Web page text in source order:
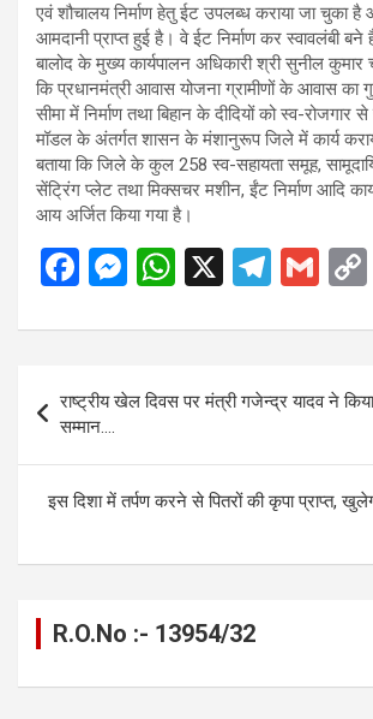
एवं शौचालय निर्माण हेतु ईट उपलब्ध कराया जा चुका
आमदानी प्राप्त हुई है। वे ईट निर्माण कर स्वावलंबी
बालोद के मुख्य कार्यपालन अधिकारी श्री सुनील कुमार
कि प्रधानमंत्री आवास योजना ग्रामीणों के आवास का
सीमा में निर्माण तथा बिहान के दीदियों को स्व-
मॉडल के अंतर्गत शासन के मंशानुरूप जिले में कार्य
बताया कि जिले के कुल 258 स्व-सहायता समूह,
सेंट्रिंग प्लेट तथा मिक्सचर मशीन, ईंट निर्माण आदि
आय अर्जित किया गया है।
F
ce
b
o
o
k
M
se
n
g
er
W
at
A
p
p
X
T
e
a
m
G
ail
navigation
राष्ट्रीय खेल दिवस पर मंत्री गजेन्द्र यादव ने
सम्मान….
इस दिशा में तर्पण करने से पितरों की कृपा प्राप्त,
R.O.No :- 13954/32